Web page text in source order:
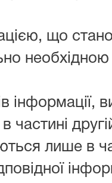
що
інформації,
частині
лише в